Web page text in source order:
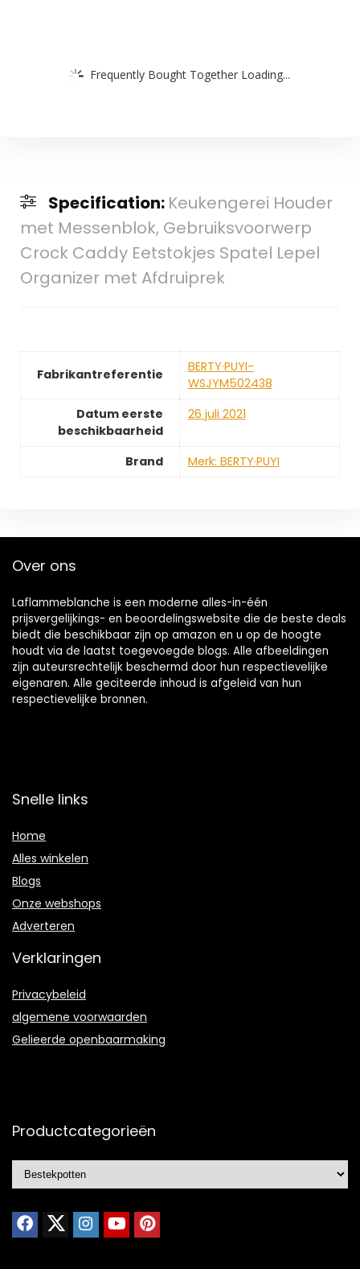
Frequently Bought Together Loading...
Specification: Keukengerei Houder
met Messenblok, Gebruiksvoorwerp
Crock Caddy Eetstokjes Spatel Lepel
Organizer met Afdruiprek
Fabrikantreferentie
BERTY·PUYI-
WSJYM502438
Datum eerste
beschikbaarheid
26 juli 2021
Brand Merk: BERTY·PUYI
Over ons
Laflammeblanche is een moderne alles-in-één
prijsvergelijkings- en beoordelingswebsite die de beste deals
biedt die beschikbaar zijn op amazon en u op de hoogte
houdt via de laatst toegevoegde blogs. Alle afbeeldingen
zijn auteursrechtelijk beschermd door hun respectievelijke
eigenaren. Alle geciteerde inhoud is afgeleid van hun
respectievelijke bronnen.
Snelle links
Home
Alles winkelen
Blogs
Onze webshops
Adverteren
Verklaringen
Privacybeleid
algemene voorwaarden
Gelieerde openbaarmaking
Productcategorieën